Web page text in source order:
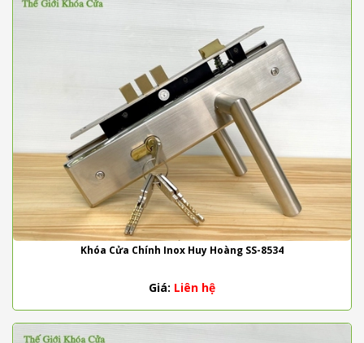
Khóa Cửa Chính Inox Huy Hoàng SS-8534
Giá: Liên hệ